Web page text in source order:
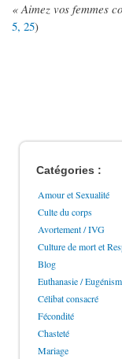
« Aimez vos femmes
5, 25)
Catégories :
Amour et Sexualité
Culte du corps
Avortement / IVG
Culture de mort et
Blog
Euthanasie /
Célibat consacré
Fécondité
Chasteté
Mariage